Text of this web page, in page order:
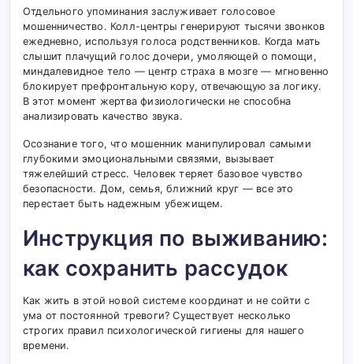
Отдельного упоминания заслуживает голосовое
мошенничество. Колл-центры генерируют тысячи звонков
ежедневно, используя голоса родственников. Когда мать
слышит плачущий голос дочери, умоляющей о помощи,
миндалевидное тело — центр страха в мозге — мгновенно
блокирует префронтальную кору, отвечающую за логику.
В этот момент жертва физиологически не способна
анализировать качество звука.
Осознание того, что мошенник манипулировал самыми
глубокими эмоциональными связями, вызывает
тяжелейший стресс. Человек теряет базовое чувство
безопасности. Дом, семья, ближний круг — все это
перестает быть надежным убежищем.
Инструкция по выживанию:
как сохранить рассудок
Как жить в этой новой системе координат и не сойти с
ума от постоянной тревоги? Существует несколько
строгих правил психологической гигиены для нашего
времени.